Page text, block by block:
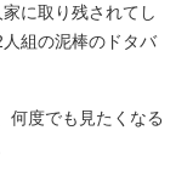
に取り残されてし
組の泥棒のドタバ
何度でも見たくなる